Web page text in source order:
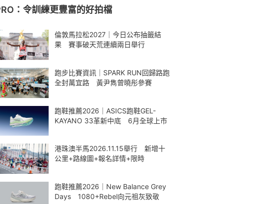
：令訓練更豐富的好拍檔
倫敦馬拉松2027｜今日公布抽籤結
果 賽事破天荒連續兩日舉行
跑步比賽資訊｜SPARK RUN回歸路跑
全封萬宜路 黃尹雋曾曉彤參賽
跑鞋推薦2026｜ASICS跑鞋GEL-
KAYANO 33革新中底 6月全球上市
港珠澳半馬2026.11.15舉行 新增十
公里+路線圖+報名詳情+限時
跑鞋推薦2026｜New Balance Grey
Days 1080+Rebel向元祖灰致敬